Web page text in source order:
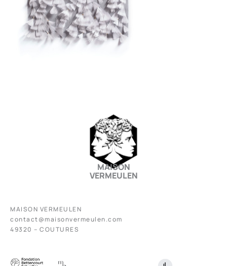
MAISON
VERMEULEN
MAISON VERMEULEN
contact@maisonvermeulen.com
49320 – COUTURES